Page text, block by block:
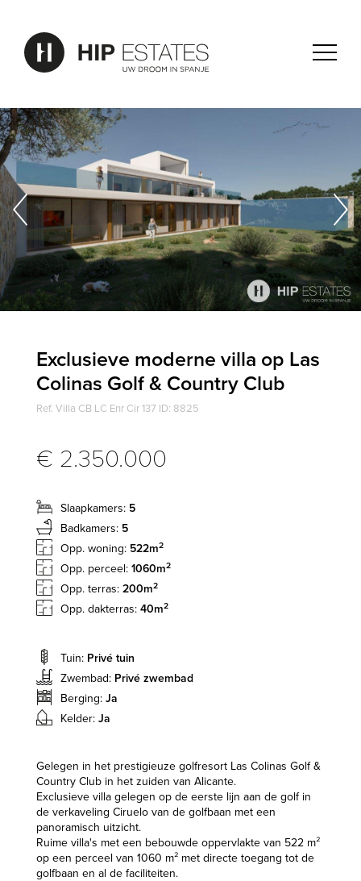
Exclusieve moderne villa op Las
Colinas Golf & Country Club
Ref. Villa CB LC Enr Cir 137 ID: 8825
€ 2.350.000
Slaapkamers: 5
Badkamers: 5
Opp. woning: 522m2
Opp. perceel: 1060m2
Opp. terras: 200m2
Opp. dakterras: 40m2
Tuin: Privé tuin
Zwembad: Privé zwembad
Berging: Ja
Kelder: Ja
Gelegen in het prestigieuze golfresort Las Colinas Golf &
Country Club in het zuiden van Alicante.
Exclusieve villa gelegen op de eerste lijn aan de golf in
de verkaveling Ciruelo van de golfbaan met een
panoramisch uitzicht.
Ruime villa's met een bebouwde oppervlakte van 522 m²
op een perceel van 1060 m² met directe toegang tot de
golfbaan en al de faciliteiten.